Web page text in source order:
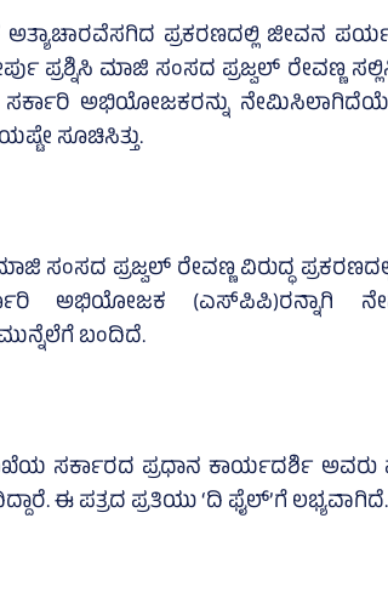
ಪ್ರಕರಣದಲ್ಲಿ ಜೀವನ
ಪ್ರಶ್ನಿಸಿ ಮಾಜಿ ಸಂಸದ ಪ್ರಜ್ವಲ್ ರೇವಣ್ಣ
ಅಭಿಯೋಜಕರನ್ನು ನೇಮಿಸಿಲಾಗಿದೆಯೇ
ಸೂಚಿಸಿತ್ತು.
ಸಂಸದ ಪ್ರಜ್ವಲ್‌ ರೇವಣ್ಣ ವಿರುದ್ಧ
ಅಭಿಯೋಜಕ (ಎಸ್‌ಪಿಪಿ)ರನ್ನಾಗಿ
ಬಂದಿದೆ.
ಸರ್ಕಾರದ ಪ್ರಧಾನ ಕಾರ್ಯದರ್ಶಿ
ಈ ಪತ್ರದ ಪ್ರತಿಯು ‘ದಿ ಫೈಲ್‌’ಗೆ ಲಭ್ಯವಾಗಿದೆ.